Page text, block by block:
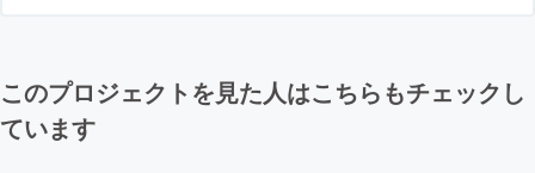
このプロジェクトを見た人はこちらもチェックし
ています